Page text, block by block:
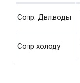
Сопр. Двл.воды
Сопр холоду